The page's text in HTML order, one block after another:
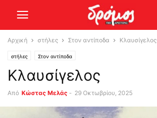
Αρχική στήλες Στον αντίποδα Κλαυσίγελος
στήλες Στον αντίποδα
Κλαυσίγελος
Από Κώστας Μελάς - 29 Οκτωβρίου, 2025